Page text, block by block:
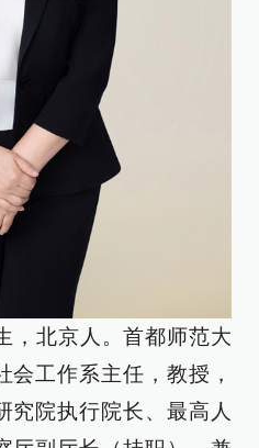
，北京人。首都师范大
工作系主任，教授，
究院执行院长、最高人